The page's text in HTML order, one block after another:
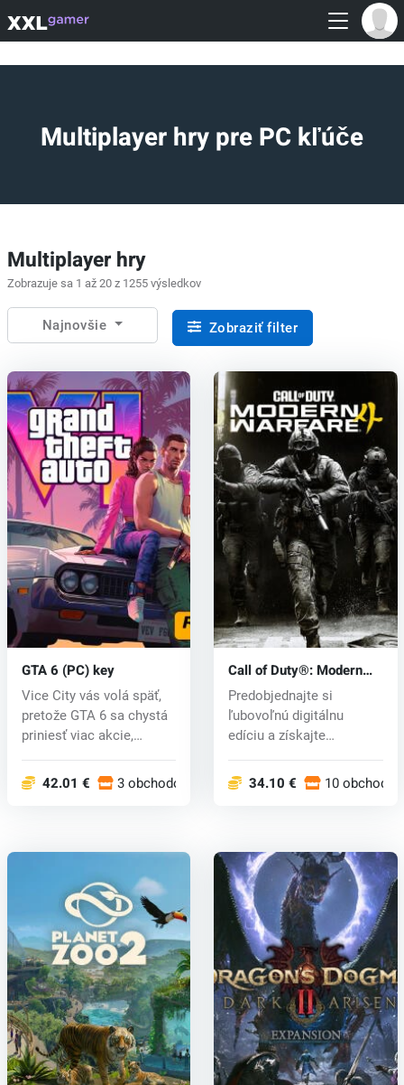
Multiplayer hry pre PC kľúče
Multiplayer hry
Zobrazuje sa 1 až 20 z 1255 výsledkov
Najnovšie Zobraziť filter
GTA 6 (PC) key
Vice City vás volá späť,
pretože GTA 6 sa chystá
priniesť viac akcie,
42.01 € 3 obchodoch
Call of Duty®: Modern
Warfare® 4 (PC) key
Predobjednajte si
ľubovoľnú digitálnu
edíciu a získajte
34.10 € 10